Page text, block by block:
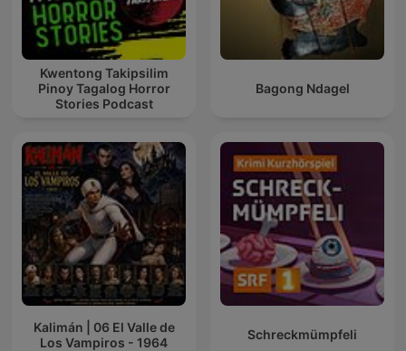
Kwentong Takipsilim
Pinoy Tagalog Horror
Stories Podcast
Bagong Ndagel
Kalimán | 06 El Valle de
Los Vampiros - 1964
Schreckmümpfeli